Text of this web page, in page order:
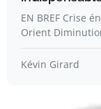
EN BREF Crise
Orient
Kévin Girard